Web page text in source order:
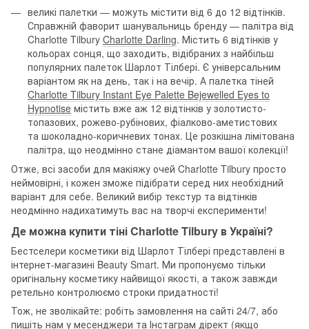
великі палетки — можуть містити від 6 до 12 відтінків.
Справжній фаворит шанувальниць бренду — палітра від
Charlotte Tilbury Charlotte Darling. Містить 6 відтінків у
кольорах сонця, що заходить, відібраних з найбільш
популярних палеток Шарлот Тілбері. Є універсальним
варіантом як на день, так і на вечір. А палетка тіней
Charlotte Tilbury Instant Eye Palette Bejewelled Eyes to
Hypnotise містить вже аж 12 відтінків у золотисто-
топазових, рожево-рубінових, фіалково-аметистових
та шоколадно-коричневих тонах. Це розкішна лімітована
палітра, що неодмінно стане діамантом вашої колекції!
Отже, всі засоби для макіяжу очей Charlotte Tilbury просто
неймовірні, і кожен зможе підібрати серед них необхідний
варіант для себе. Великий вибір текстур та відтінків
неодмінно надихатимуть вас на творчі експерименти!
Де можна купити тіні Charlotte Tilbury в Україні?
Бестселери косметики від Шарлот Тілбері представлені в
інтернет-магазині Beauty Smart. Ми пропонуємо тільки
оригінальну косметику найвищої якості, а також завжди
ретельно контролюємо строки придатності!
Тож, не зволікайте: робіть замовлення на сайті 24/7, або
пишіть нам у месенджери та Інстаграм дірект (якщо